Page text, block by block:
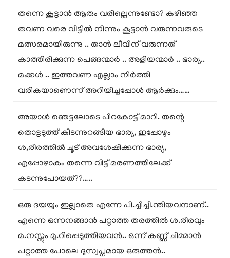
തന്നെ കൂട്ടാൻ ആരും വരില്ലെന്നുണ്ടോ? കഴിഞ്ഞ
തവണ വരെ വീട്ടിൽ നിന്നും കൂട്ടാൻ വരുന്നവരുടെ
മത്സരമായിരുന്നു .. താൻ ലീവിന് വരുന്നത്
കാത്തിരിക്കുന്ന പെങ്ങന്മാർ .. അളിയന്മാർ .. ഭാര്യ..
മക്കൾ .. ഇത്തവണ എല്ലാം നിർത്തി
വരികയാണെന്ന് അറിയിച്ചപ്പോൾ ആർക്കും……
അയാൾ ഞെട്ടലോടെ പിറകോട്ട് മാറി. തന്റെ
തൊട്ടടുത്ത് കിടന്നുറങ്ങിയ ഭാര്യ, ഇപ്പോഴും
ശ,രീരത്തിൽ ചൂട് അവശേഷിക്കുന്ന ഭാര്യ,
എപ്പോഴാകും തന്നെ വിട്ട് മരണത്തിലേക്ക്
കടന്നുപോയത്??…..
ഒരു ദയയും ഇല്ലാതെ എന്നേ പി.ച്ചിച്ചീ.ന്തിയവനാണ്..
എന്നെ ഒന്നനങ്ങാൻ പറ്റാത്ത തരത്തിൽ ശ.രീരവും
മ.നസ്സും മു.റിപ്പെടുത്തിയവൻ.. ഒന്ന് കണ്ണ് ചിമ്മാൻ
പറ്റാത്ത പോലെ ദുസ്വപ്നമായ ഒരുത്തൻ..